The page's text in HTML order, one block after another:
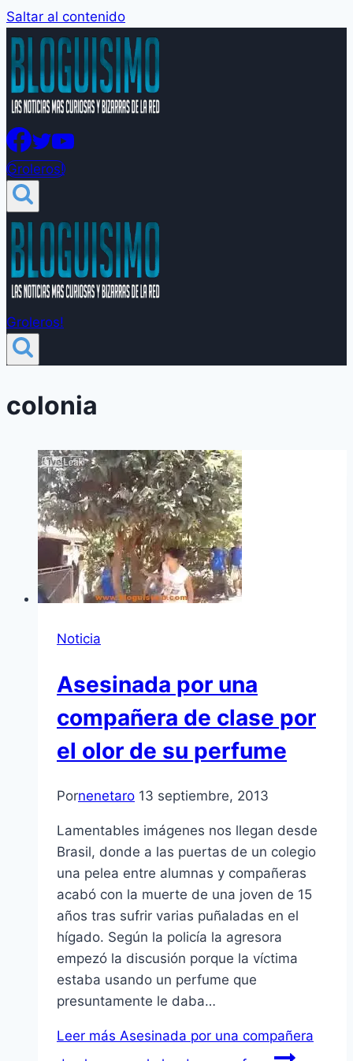
Saltar al contenido
Groleros!
Groleros!
colonia
Noticia
Asesinada por una
compañera de clase por
el olor de su perfume
Pornenetaro 13 septiembre, 2013
Lamentables imágenes nos llegan desde
Brasil, donde a las puertas de un colegio
una pelea entre alumnas y compañeras
acabó con la muerte de una joven de 15
años tras sufrir varias puñaladas en el
hígado. Según la policía la agresora
empezó la discusión porque la víctima
estaba usando un perfume que
presuntamente le daba…
Leer más Asesinada por una compañera